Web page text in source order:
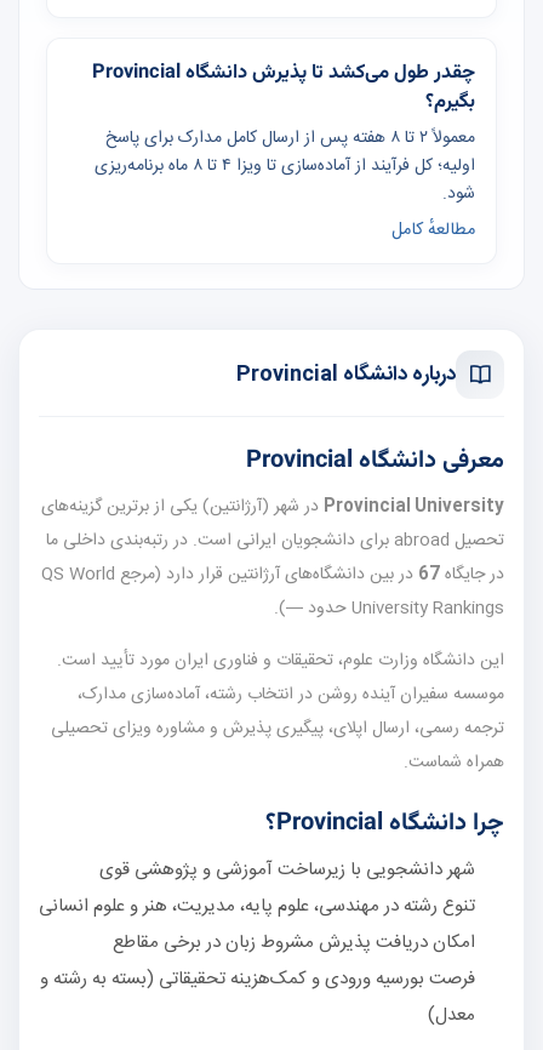
چقدر طول می‌کشد تا پذیرش دانشگاه Provincial
بگیرم؟
معمولاً ۲ تا ۸ هفته پس از ارسال کامل مدارک برای پاسخ
اولیه؛ کل فرآیند از آماده‌سازی تا ویزا ۴ تا ۸ ماه برنامه‌ریزی
شود.
مطالعهٔ کامل
درباره دانشگاه Provincial
معرفی دانشگاه Provincial
Provincial University در شهر(آرژانتین) یکی از برترین گزینه‌های
تحصیل abroad برای دانشجویان ایرانی است. در رتبه‌بندی داخلی ما
در جایگاه67
در بین دانشگاه‌های آرژانتین قرار دارد (مرجع QS World
University Rankings حدود —).
این دانشگاه وزارت علوم، تحقیقات و فناوری ایران مورد تأیید است.
موسسه سفیران آینده روشن در انتخاب رشته، آماده‌سازی مدارک،
ترجمه رسمی، ارسال اپلای، پیگیری پذیرش و مشاوره ویزای تحصیلی
همراه شماست.
چرا دانشگاه Provincial؟
شهر دانشجویی با زیرساخت آموزشی و پژوهشی قوی
تنوع رشته در مهندسی، علوم پایه، مدیریت، هنر و علوم انسانی
امکان دریافت پذیرش مشروط زبان در برخی مقاطع
فرصت بورسیه ورودی و کمک‌هزینه تحقیقاتی (بسته به رشته و
معدل)